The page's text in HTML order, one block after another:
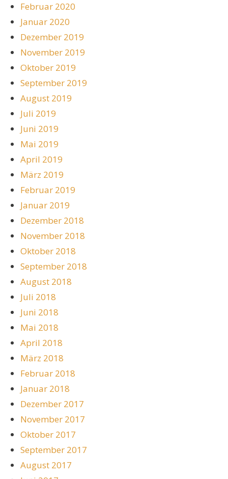
Februar 2020
Januar 2020
Dezember 2019
November 2019
Oktober 2019
September 2019
August 2019
Juli 2019
Juni 2019
Mai 2019
April 2019
März 2019
Februar 2019
Januar 2019
Dezember 2018
November 2018
Oktober 2018
September 2018
August 2018
Juli 2018
Juni 2018
Mai 2018
April 2018
März 2018
Februar 2018
Januar 2018
Dezember 2017
November 2017
Oktober 2017
September 2017
August 2017